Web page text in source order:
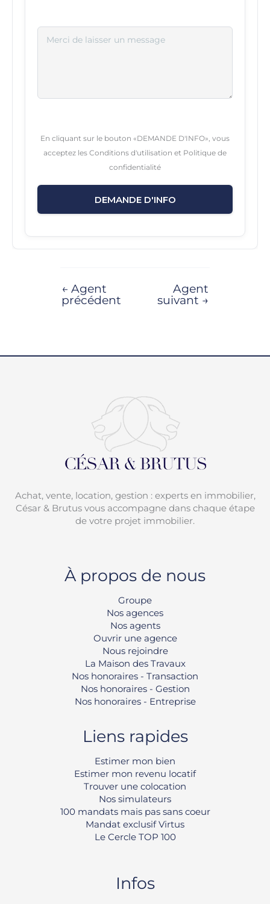
En cliquant sur le bouton «DEMANDE D'INFO», vous
acceptez les Conditions d'utilisation et Politique de
confidentialité
DEMANDE D'INFO
← Agent
précédent
Agent
suivant →
Achat, vente, location, gestion : experts en immobilier,
César & Brutus vous accompagne dans chaque étape
de votre projet immobilier.
À propos de nous
Groupe
Nos agences
Nos agents
Ouvrir une agence
Nous rejoindre
La Maison des Travaux
Nos honoraires - Transaction
Nos honoraires - Gestion
Nos honoraires - Entreprise
Liens rapides
Estimer mon bien
Estimer mon revenu locatif
Trouver une colocation
Nos simulateurs
100 mandats mais pas sans coeur
Mandat exclusif Virtus
Le Cercle TOP 100
Infos
Rechercher